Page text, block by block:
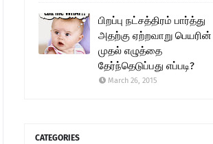
பிறப்பு நட்சத்திரம் பார்த்து
அதற்கு ஏற்றவாறு பெயரின்
முதல் எழுத்தை
தேர்ந்தெடுப்பது எப்படி?
March 26, 2015
CATEGORIES